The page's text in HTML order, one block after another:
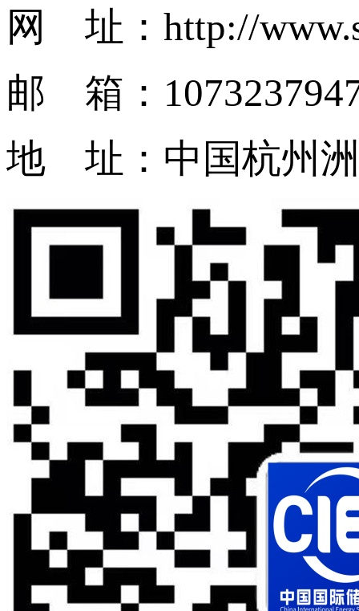
网 址：http://
邮 箱：
地 址：中国杭州